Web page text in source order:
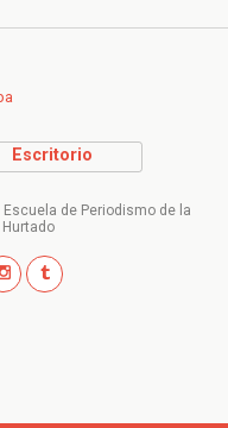
Escritorio
de Periodismo de la